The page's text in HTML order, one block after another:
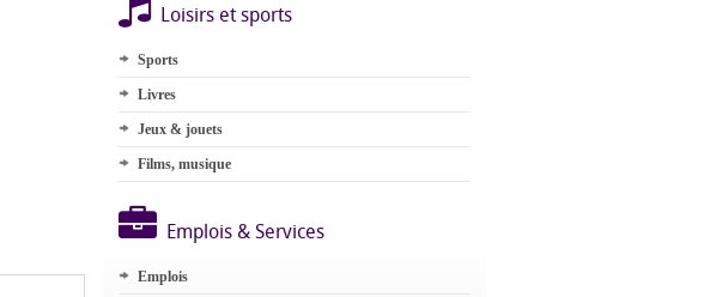
Loisirs et sports
Sports
Livres
Jeux & jouets
Films, musique
Emplois & Services
Emplois